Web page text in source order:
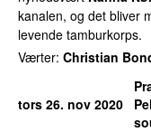
kanalen, og det bliver
levende tamburkorps.
Værter: Christian
tors 26. nov 2020